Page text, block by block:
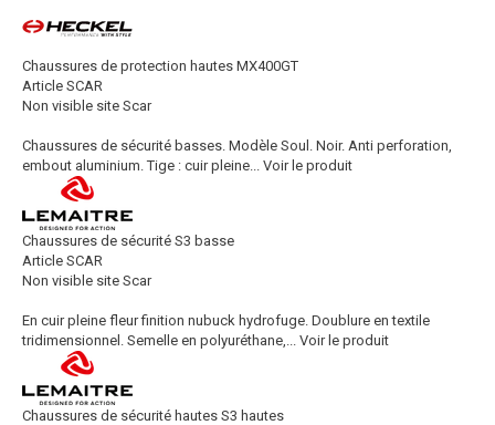
Chaussures de protection hautes MX400GT
Article SCAR
Non visible site Scar
Chaussures de sécurité basses. Modèle Soul. Noir. Anti perforation,
embout aluminium. Tige : cuir pleine...
Voir le produit
Chaussures de sécurité S3 basse
Article SCAR
Non visible site Scar
En cuir pleine fleur finition nubuck hydrofuge. Doublure en textile
tridimensionnel. Semelle en polyuréthane,...
Voir le produit
Chaussures de sécurité hautes S3 hautes